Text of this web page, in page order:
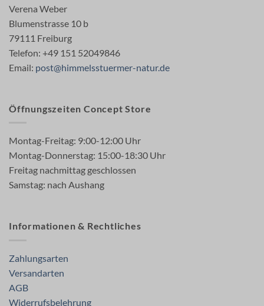
Verena Weber
Blumenstrasse 10 b
79111 Freiburg
Telefon: +49 151 52049846
Email: post@himmelsstuermer-natur.de
Öffnungszeiten Concept Store
Montag-Freitag: 9:00-12:00 Uhr
Montag-Donnerstag: 15:00-18:30 Uhr
Freitag nachmittag geschlossen
Samstag: nach Aushang
Informationen & Rechtliches
Zahlungsarten
Versandarten
AGB
Widerrufsbelehrung